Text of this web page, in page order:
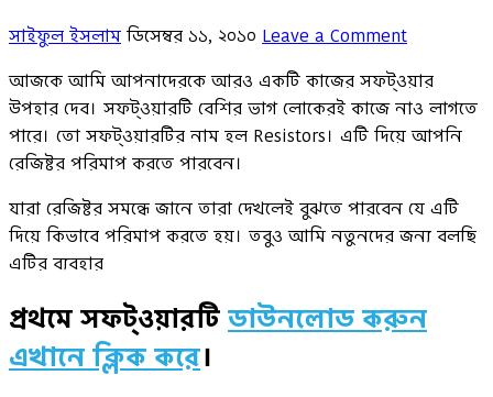
সাইফুল ইসলাম ডিসেম্বর ১১, ২০১০ Leave a Comment
আজকে আমি আপনাদেরকে আরও একটি কাজের সফট্ওয়ার
উপহার দেব। সফট্ওয়ারটি বেশির ভাগ লোকেরই কাজে নাও লাগতে
পারে। তো সফট্ওয়ারটির নাম হল Resistors। এটি দিয়ে আপনি
রেজিষ্টর পরিমাপ করতে পারবেন।
যারা রেজিষ্টর সমন্ধে জানে তারা দেখলেই বুঝতে পারবেন যে এটি
দিয়ে কিভাবে পরিমাপ করতে হয়। তবুও আমি নতুনদের জন্য বলছি
এটির ব্যবহার
প্রথমে সফট্ওয়ারটি ডাউনলোড করুন
এখানে ক্লিক করে।